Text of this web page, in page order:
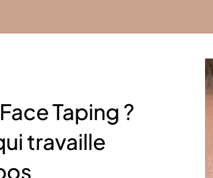
Taping ?
travaille